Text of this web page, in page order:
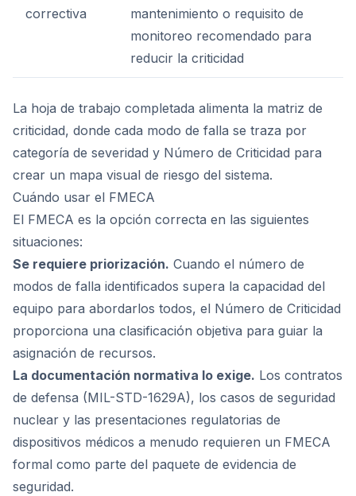
correctiva
mantenimiento o requisito de
monitoreo recomendado para
reducir la criticidad
La hoja de trabajo completada alimenta la matriz de
criticidad, donde cada modo de falla se traza por
categoría de severidad y Número de Criticidad para
crear un mapa visual de riesgo del sistema.
Cuándo usar el FMECA
El FMECA es la opción correcta en las siguientes
situaciones:
Se requiere priorización. Cuando el número de
modos de falla identificados supera la capacidad del
equipo para abordarlos todos, el Número de Criticidad
proporciona una clasificación objetiva para guiar la
asignación de recursos.
La documentación normativa lo exige. Los contratos
de defensa (MIL-STD-1629A), los casos de seguridad
nuclear y las presentaciones regulatorias de
dispositivos médicos a menudo requieren un FMECA
formal como parte del paquete de evidencia de
seguridad.